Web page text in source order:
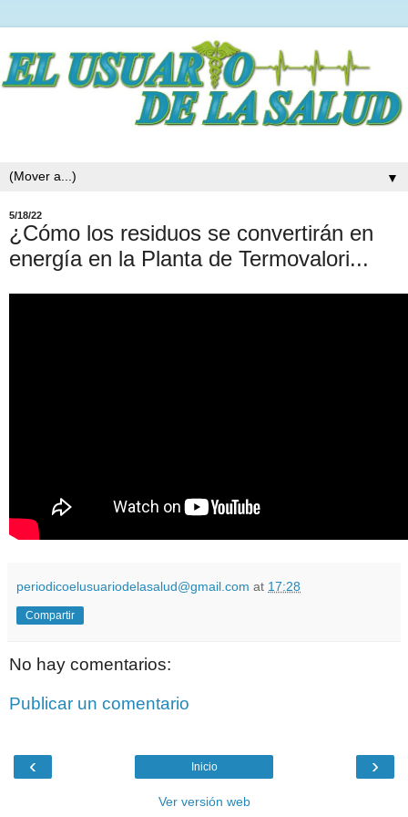
▼
5/18/22
¿Cómo los residuos se convertirán en
energía en la Planta de Termovalori...
periodicoelusuariodelasalud@gmail.com at 17:28
Compartir
No hay comentarios:
Publicar un comentario
‹ ›
Inicio
Ver versión web